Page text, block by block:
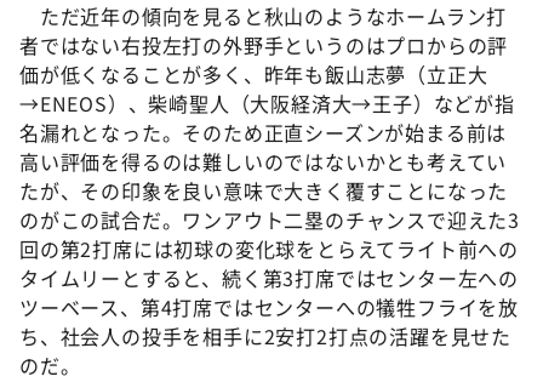
ただ近年の傾向を見ると秋山のようなホームラン打
者ではない右投左打の外野手というのはプロからの評
価が低くなることが多く、昨年も飯山志夢（立正大
→ENEOS）、柴崎聖人（大阪経済大→王子）などが指
名漏れとなった。そのため正直シーズンが始まる前は
高い評価を得るのは難しいのではないかとも考えてい
たが、その印象を良い意味で大きく覆すことになった
のがこの試合だ。ワンアウト二塁のチャンスで迎えた3
回の第2打席には初球の変化球をとらえてライト前への
タイムリーとすると、続く第3打席ではセンター左への
ツーベース、第4打席ではセンターへの犠牲フライを放
ち、社会人の投手を相手に2安打2打点の活躍を見せた
のだ。